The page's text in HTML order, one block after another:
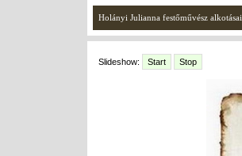
Holányi Julianna festőművész alkotásai.
Slideshow: Start Stop